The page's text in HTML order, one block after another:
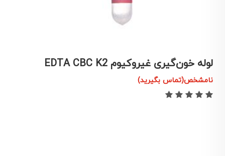
لوله خون‌گیری غیروکیوم EDTA CBC K2
نامشخص(تماس بگیرید)